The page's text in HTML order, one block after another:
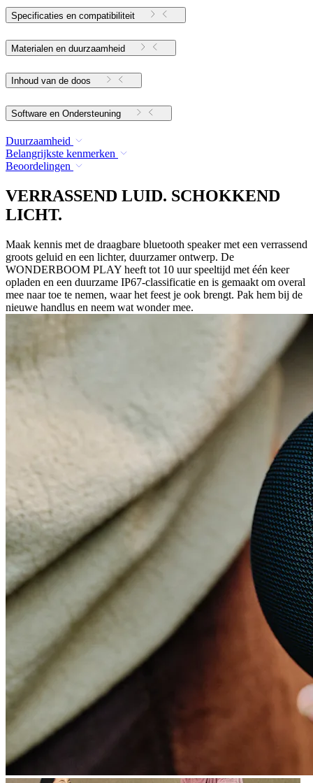
Specificaties en compatibiliteit
Materialen en duurzaamheid
Inhoud van de doos
Software en Ondersteuning
Duurzaamheid
Belangrijkste kenmerken
Beoordelingen
VERRASSEND LUID. SCHOKKEND
LICHT.
Maak kennis met de draagbare bluetooth speaker met een verrassend
groots geluid en een lichter, duurzamer ontwerp. De
WONDERBOOM PLAY heeft tot 10 uur speeltijd met één keer
opladen en een duurzame IP67-classificatie en is gemaakt om overal
mee naar toe te nemen, waar het feest je ook brengt. Pak hem bij de
nieuwe handlus en neem wat wonder mee.